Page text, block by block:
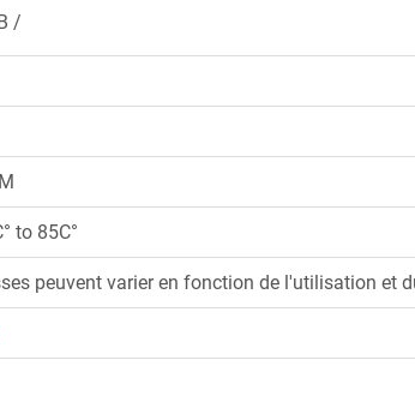
to 85C°
peuvent varier en fonction de l'utilisation et